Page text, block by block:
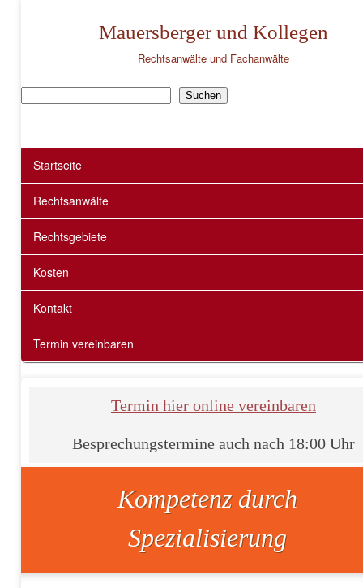
Mauersberger und Kollegen
Rechtsanwälte und Fachanwälte
Suchen
Startseite
Rechtsanwälte
Rechtsgebiete
Kosten
Kontakt
Termin vereinbaren
Termin hier online vereinbaren
Besprechungstermine auch nach 18:00 Uhr
Kompetenz durch
Spezialisierung